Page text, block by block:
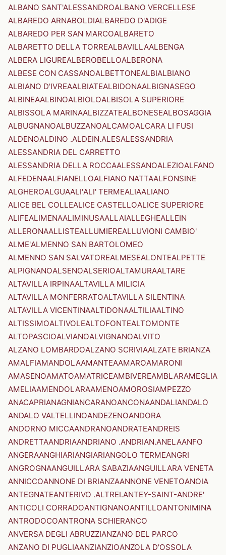
ALBANO SANT'ALESSANDROALBANO VERCELLESE
ALBAREDO ARNABOLDIALBAREDO D'ADIGE
ALBAREDO PER SAN MARCOALBARETO
ALBARETTO DELLA TORREALBAVILLAALBENGA
ALBERA LIGUREALBEROBELLOALBERONA
ALBESE CON CASSANOALBETTONEALBIALBIANO
ALBIANO D'IVREAALBIATEALBIDONAALBIGNASEGO
ALBINEAALBINOALBIOLOALBISOLA SUPERIORE
ALBISSOLA MARINAALBIZZATEALBONESEALBOSAGGIA
ALBUGNANOALBUZZANOALCAMOALCARA LI FUSI
ALDENOALDINO .ALDEIN.ALESALESSANDRIA
ALESSANDRIA DEL CARRETTO
ALESSANDRIA DELLA ROCCAALESSANOALEZIOALFANO
ALFEDENAALFIANELLOALFIANO NATTAALFONSINE
ALGHEROALGUAALI'ALI' TERMEALIAALIANO
ALICE BEL COLLEALICE CASTELLOALICE SUPERIORE
ALIFEALIMENAALIMINUSAALLAIALLEGHEALLEIN
ALLERONAALLISTEALLUMIEREALLUVIONI CAMBIO'
ALME'ALMENNO SAN BARTOLOMEO
ALMENNO SAN SALVATOREALMESEALONTEALPETTE
ALPIGNANOALSENOALSERIOALTAMURAALTARE
ALTAVILLA IRPINAALTAVILLA MILICIA
ALTAVILLA MONFERRATOALTAVILLA SILENTINA
ALTAVILLA VICENTINAALTIDONAALTILIAALTINO
ALTISSIMOALTIVOLEALTOFONTEALTOMONTE
ALTOPASCIOALVIANOALVIGNANOALVITO
ALZANO LOMBARDOALZANO SCRIVIAALZATE BRIANZA
AMALFIAMANDOLAAMANTEAAMAROAMARONI
AMASENOAMATOAMATRICEAMBIVEREAMBLARAMEGLIA
AMELIAAMENDOLARAAMENOAMOROSIAMPEZZO
ANACAPRIANAGNIANCARANOANCONAANDALIANDALO
ANDALO VALTELLINOANDEZENOANDORA
ANDORNO MICCAANDRANOANDRATEANDREIS
ANDRETTAANDRIAANDRIANO .ANDRIAN.ANELAANFO
ANGERAANGHIARIANGIARIANGOLO TERMEANGRI
ANGROGNAANGUILLARA SABAZIAANGUILLARA VENETA
ANNICCOANNONE DI BRIANZAANNONE VENETOANOIA
ANTEGNATEANTERIVO .ALTREI.ANTEY-SAINT-ANDRE'
ANTICOLI CORRADOANTIGNANOANTILLOANTONIMINA
ANTRODOCOANTRONA SCHIERANCO
ANVERSA DEGLI ABRUZZIANZANO DEL PARCO
ANZANO DI PUGLIAANZIANZIOANZOLA D'OSSOLA